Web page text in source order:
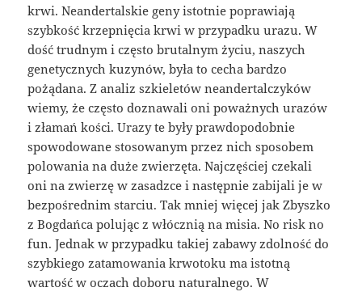
krwi. Neandertalskie geny istotnie poprawiają
szybkość krzepnięcia krwi w przypadku urazu. W
dość trudnym i często brutalnym życiu, naszych
genetycznych kuzynów, była to cecha bardzo
pożądana. Z analiz szkieletów neandertalczyków
wiemy, że często doznawali oni poważnych urazów
i złamań kości. Urazy te były prawdopodobnie
spowodowane stosowanym przez nich sposobem
polowania na duże zwierzęta. Najczęściej czekali
oni na zwierzę w zasadzce i następnie zabijali je w
bezpośrednim starciu. Tak mniej więcej jak Zbyszko
z Bogdańca polując z włócznią na misia. No risk no
fun. Jednak w przypadku takiej zabawy zdolność do
szybkiego zatamowania krwotoku ma istotną
wartość w oczach doboru naturalnego. W